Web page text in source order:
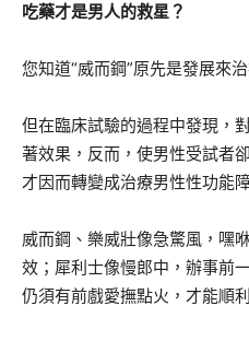
吃藥才是男人的救星？
您知道“威而鋼”原先是發展來
但在臨床試驗的過程中發現，
著效果，反而，使男性受試者
才因而轉變成治療男性性功能
威而鋼、樂威壯像急驚風，嘿
效；犀利士像慢郎中，辦事前
仍須有前戲愛撫點火，才能順